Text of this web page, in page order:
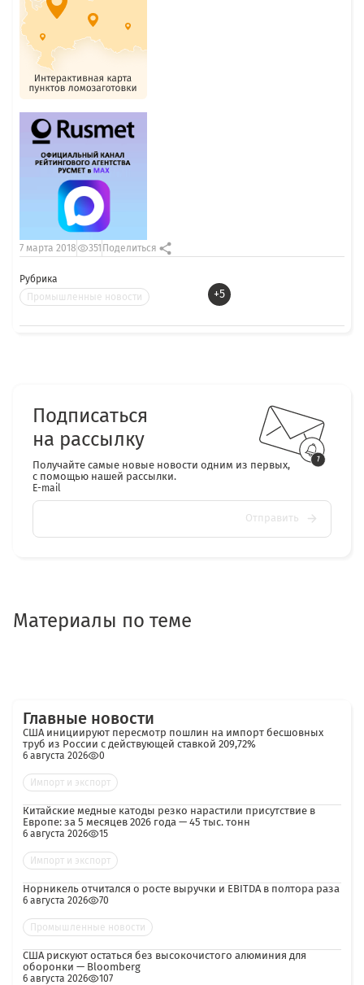
Рубрика
Промышленные новости
+5
7 марта 2018 351 Поделиться
Подписаться
на рассылку
Получайте самые новые новости одним из первых,
с помощью нашей рассылки.
E-mail
Отправить
Материалы по теме
Главные новости
США инициируют пересмотр пошлин на импорт бесшовных
труб из России с действующей ставкой 209,72%
6 августа 2026 0
Импорт и экспорт
Китайские медные катоды резко нарастили присутствие в
Европе: за 5 месяцев 2026 года — 45 тыс. тонн
6 августа 2026 15
Импорт и экспорт
Норникель отчитался о росте выручки и EBITDA в полтора раза
6 августа 2026 70
Промышленные новости
США рискуют остаться без высокочистого алюминия для
оборонки — Bloomberg
6 августа 2026 107